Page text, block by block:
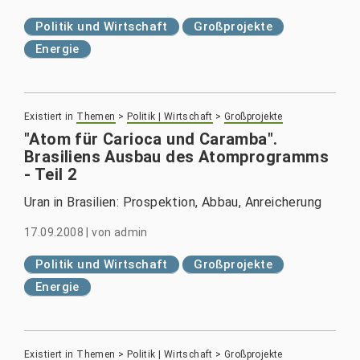
Politik und Wirtschaft
Großprojekte
Energie
Existiert in Themen > Politik | Wirtschaft >Großprojekte
"Atom für Carioca und Caramba".
Brasiliens Ausbau des Atomprogramms
- Teil 2
Uran in Brasilien: Prospektion, Abbau, Anreicherung
17.09.2008 |von admin
Politik und Wirtschaft
Großprojekte
Energie
Existiert in Themen > Politik | Wirtschaft >Großprojekte